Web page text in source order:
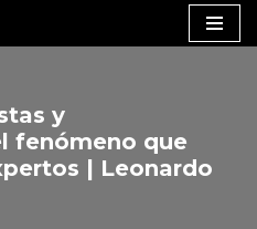
y
fenómeno que
| Leonardo